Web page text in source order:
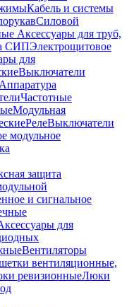
Кабель и системы
Силовой
Аксессуары для труб,
СИПЭлектрощитовое
для
Выключатели
Аппаратура
Частотные
Модульная
РелеВыключатели
модульное
защита
и сигнальное
для
Вентиляторы
вентиляционные,
ревизионныеЛюки